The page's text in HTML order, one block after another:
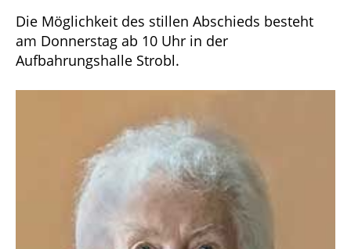
Die Möglichkeit des stillen Abschieds besteht
am Donnerstag ab 10 Uhr in der
Aufbahrungshalle Strobl.